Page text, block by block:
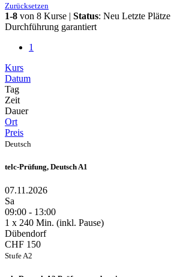
Zurücksetzen
1-8 von 8 Kurse | Status: Neu Letzte Plätze
Durchführung garantiert
1
Kurs
Datum
Tag
Zeit
Dauer
Ort
Preis
Deutsch
telc-Prüfung, Deutsch A1
07.11.2026
Sa
09:00 - 13:00
1 x 240 Min. (inkl. Pause)
Dübendorf
CHF 150
Stufe A2